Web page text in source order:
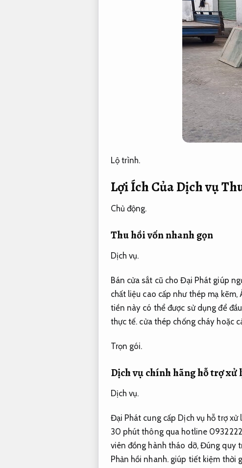
Lộ trình.
Lợi Ích Của Dịch vụ
Chủ động.
Thu hồi vốn nhanh gọn
Dịch vụ.
Bán cửa sắt cũ cho Đại Phát giúp
chất liệu cao cấp như thép mạ kẽm,
tiền này có thể được sử dụng để
thực tế. cửa thép chống cháy hoặc
Trọn gói.
Dịch vụ chính hãng hỗ trợ xử
Dịch vụ.
Đại Phát cung cấp Dịch vụ hỗ trợ xử
30 phút thông qua hotline
viên đồng hành tháo dỡ, Đúng quy
Phản hồi nhanh. giúp tiết kiệm thời